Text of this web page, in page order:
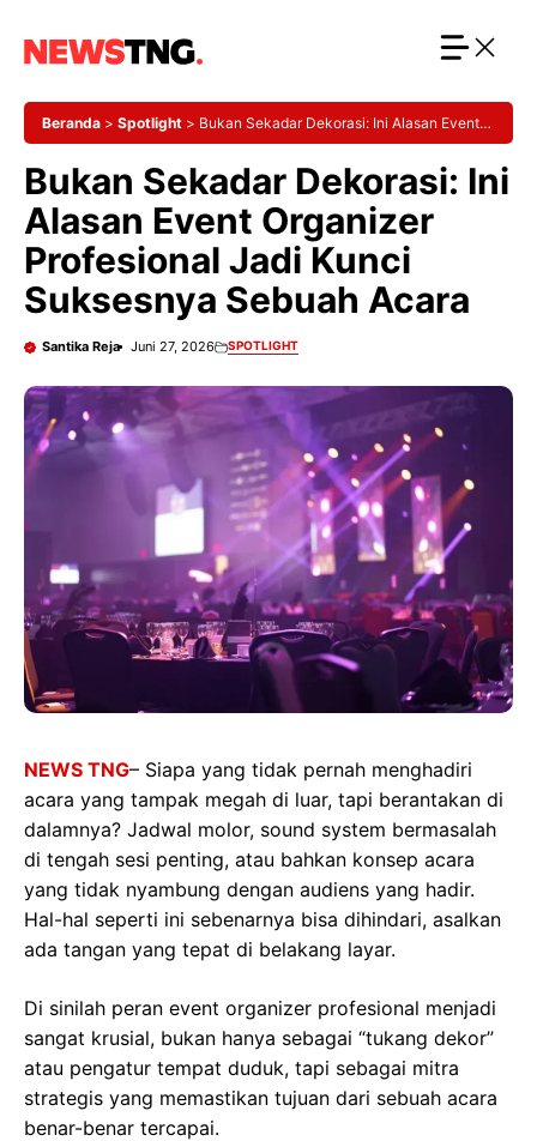
Beranda > Spotlight > Bukan Sekadar Dekorasi: Ini Alasan Event
Bukan Sekadar Dekorasi: Ini
Alasan Event Organizer
Profesional Jadi Kunci
Suksesnya Sebuah Acara
Santika Reja Juni 27, 2026 SPOTLIGHT
NEWS TNG– Siapa yang tidak pernah menghadiri
acara yang tampak megah di luar, tapi berantakan di
dalamnya? Jadwal molor, sound system bermasalah
di tengah sesi penting, atau bahkan konsep acara
yang tidak nyambung dengan audiens yang hadir.
Hal-hal seperti ini sebenarnya bisa dihindari, asalkan
ada tangan yang tepat di belakang layar.
Di sinilah peran event organizer profesional menjadi
sangat krusial, bukan hanya sebagai “tukang dekor”
atau pengatur tempat duduk, tapi sebagai mitra
strategis yang memastikan tujuan dari sebuah acara
benar-benar tercapai.